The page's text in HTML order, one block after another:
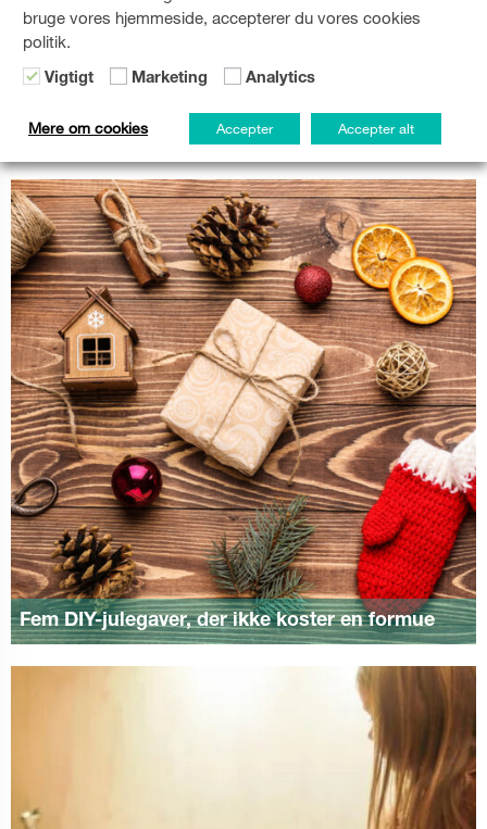
Søndagshyggebagning
Fem DIY-julegaver, der ikke koster en formue
bruge vores hjemmeside, accepterer du vores cookies
politik.
Vigtigt Marketing Analytics
Mere om cookies Accepter Accepter alt